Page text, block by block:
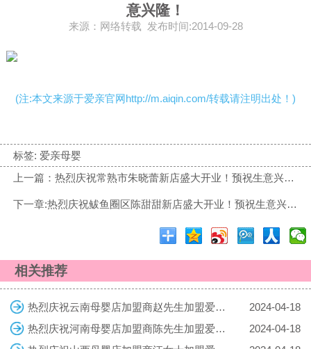
意兴隆！
来源：网络转载 发布时间:2014-09-28
(注:本文来源于爱亲官网http://m.aiqin.com/转载请注明出处！)
标签: 爱亲母婴
上一篇：热烈庆祝常熟市朱晓蕾新店盛大开业！预祝生意兴隆！
下一章:热烈庆祝鲅鱼圈区陈甜甜新店盛大开业！预祝生意兴隆！
相关推荐
热烈庆祝云南母婴店加盟商赵先生加盟爱亲母婴！预祝生意兴隆！
2024-04-18
热烈庆祝河南母婴店加盟商陈先生加盟爱亲母婴！预祝生意兴隆！
2024-04-18